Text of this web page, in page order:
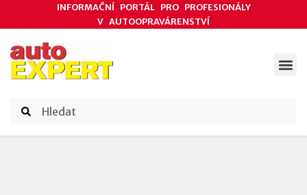
INFORMAČNÍ PORTÁL PRO PROFESIONÁLY
V AUTOOPRAVÁRENSTVÍ